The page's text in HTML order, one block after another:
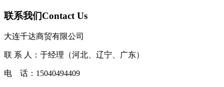
联系我们Contact Us
大连千达商贸有限公司
联 系 人：于经理（河北、辽宁、广东）
电 话：15040494409